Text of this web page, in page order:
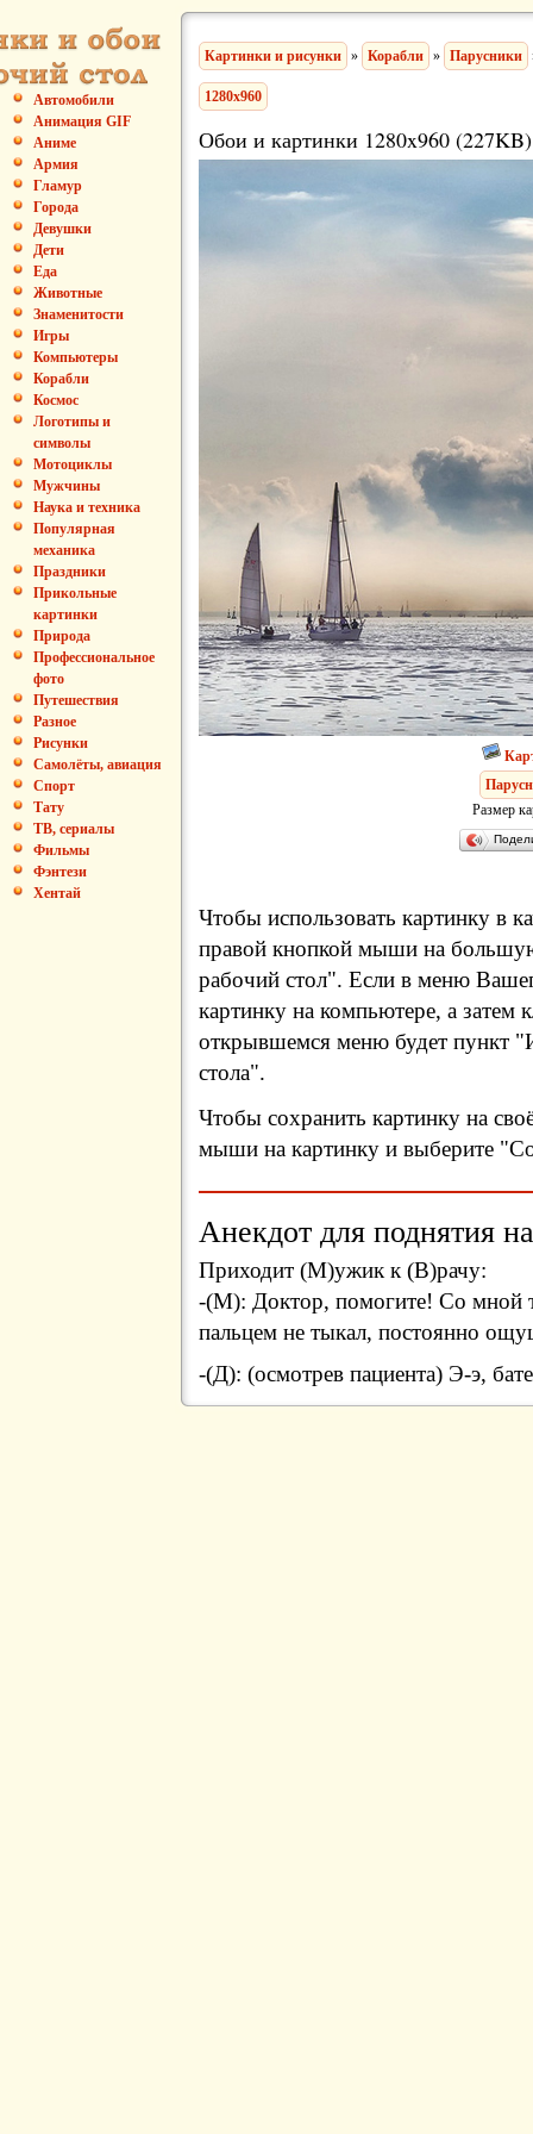
Автомобили
Анимация GIF
Аниме
Армия
Гламур
Города
Девушки
Дети
Еда
Животные
Знаменитости
Игры
Компьютеры
Корабли
Космос
Логотипы и
символы
Мотоциклы
Мужчины
Наука и техника
Популярная
механика
Праздники
Прикольные
картинки
Природа
Профессиональное
фото
Путешествия
Разное
Рисунки
Самолёты, авиация
Спорт
Тату
ТВ, сериалы
Фильмы
Фэнтези
Хентай
Картинки и рисунки » Корабли » Парусники
1280x960
Обои и картинки 1280x960 (227KB)
Размер
Чтобы использовать картинку в
правой кнопкой мыши на
рабочий стол". Если в меню
картинку на компьютере, а затем
открывшемся меню будет пункт
стола".
Чтобы сохранить картинку на
мыши на картинку и выберите
Анекдот для поднятия
Приходит (М)ужик к (В)рачу:
-(М): Доктор, помогите! Со мной
пальцем не тыкал, постоянно
-(Д): (осмотрев пациента) Э-э,